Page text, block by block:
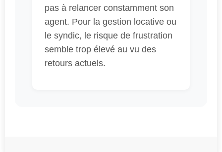
pas à relancer constamment son
agent. Pour la gestion locative ou
le syndic, le risque de frustration
semble trop élevé au vu des
retours actuels.